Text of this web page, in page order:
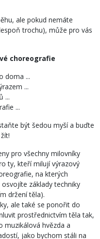
ale pokud nemáte
trochu), může pro vás
choreografie
doma ...
...
...
...
být šedou myší a buďte
pro všechny milovníky
ty, kteří milují výrazový
na kterých
základy techniky
držení těla).
ale také se ponořit do
prostřednictvím těla tak,
muzikálová hvězda a
jako bychom stáli na